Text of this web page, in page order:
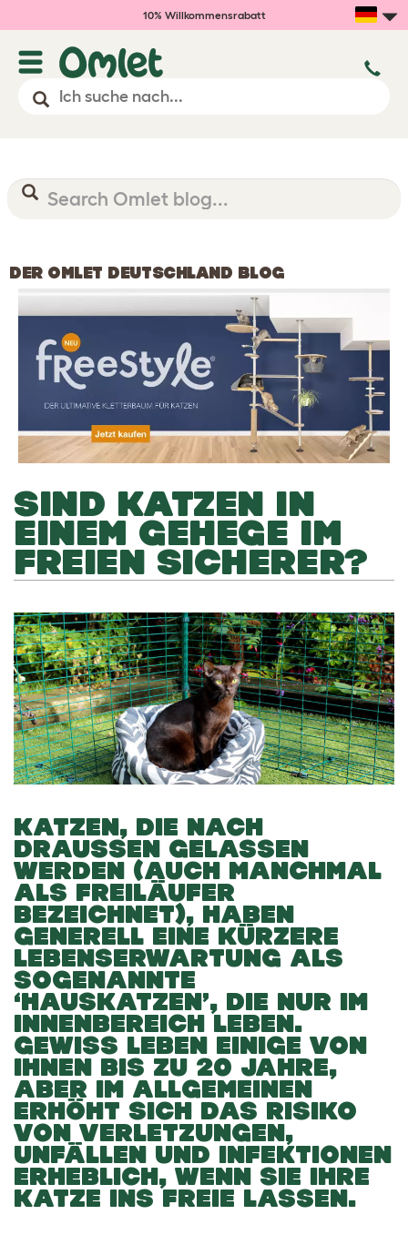
10% Willkommensrabatt
DER OMLET DEUTSCHLAND BLOG
SIND KATZEN IN
EINEM GEHEGE IM
FREIEN SICHERER?
KATZEN, DIE NACH
DRAUSSEN GELASSEN W
ERDEN (AUCH MANCHMAL A
LS FREILÄUFER B
EZEICHNET), HABEN G
ENERELL EINE KÜRZERE L
EBENSERWARTUNG ALS S
OGENANNTE ‘
HAUSKATZEN’, DIE NUR IM I
NNENBEREICH LEBEN. G
EWISS LEBEN EINIGE VON I
HNEN BIS ZU 20 JAHRE, A
BER IM ALLGEMEINEN E
RHÖHT SICH DAS RISIKO V
ON VERLETZUNGEN, U
NFÄLLEN UND INFEKTIONEN E
RHEBLICH, WENN SIE IHRE K
ATZE INS FREIE LASSEN.